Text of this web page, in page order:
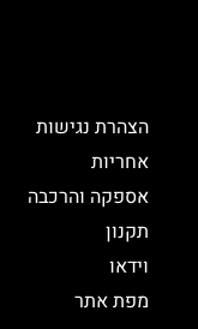
הצהרת נגישות
אחריות
אספקה והרכבה
תקנון
וידאו
מפת אתר